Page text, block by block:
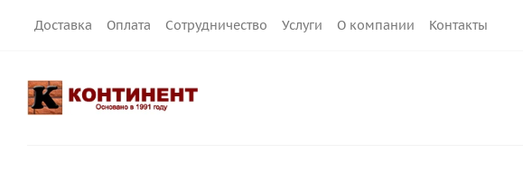
Доставка Оплата Сотрудничество Услуги О компании Контакты